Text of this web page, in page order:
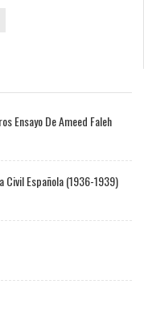
Ensayo De Ameed Faleh
Civil Española (1936-1939)